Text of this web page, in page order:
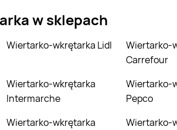
w sklepach
Wiertarko-wkrętarka Lidl
Wiertarko-wkrętarka
Carrefour
Wiertarko-wkrętarka
Intermarche
Wiertarko-wkrętarka
Pepco
Wiertarko-wkrętarka